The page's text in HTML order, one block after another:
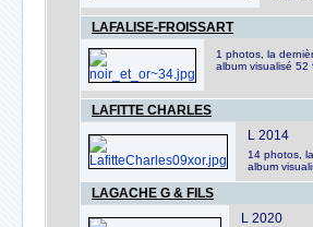
LAFALISE-FROISSART
1 photos, la
album visualisé 52
LAFITTE CHARLES
L 2014
14 photos,
album
LAGACHE G & FILS
L 2020